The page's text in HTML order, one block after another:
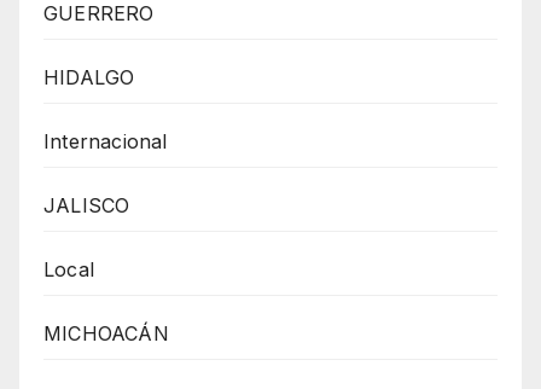
GUERRERO
HIDALGO
Internacional
JALISCO
Local
MICHOACÁN